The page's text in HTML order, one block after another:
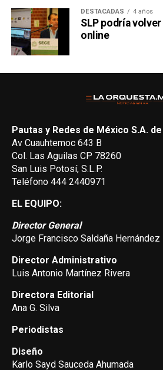
DESTACADAS 4 años
SLP podría
online
Pautas y Redes de México S.A. de
Av Cuauhtemoc 643 B
Col. Las Aguilas CP 78260
San Luis Potosí, S.L.P.
Teléfono 444 2440971
EL EQUIPO:
Director General
Jorge Francisco Saldaña Hernández
Director Administrativo
Luis Antonio Martínez Rivera
Directora Editorial
Ana G. Silva
Periodistas
Diseño
Karlo Sayd Sauceda Ahumada